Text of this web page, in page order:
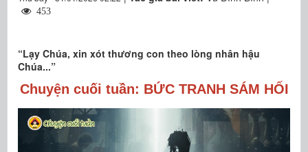
453
“Lạy Chúa, xin xót thương con theo lòng nhân hậu
Chúa...”
Chuyện cuối tuần: BỨC TRANH SÁM HỐI